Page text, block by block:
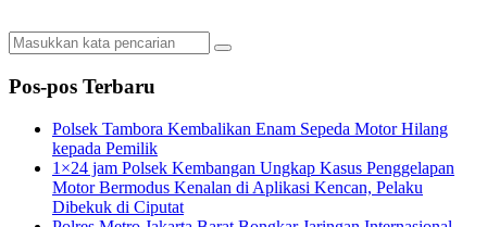
Pos-pos Terbaru
Polsek Tambora Kembalikan Enam Sepeda Motor Hilang
kepada Pemilik
1×24 jam Polsek Kembangan Ungkap Kasus Penggelapan
Motor Bermodus Kenalan di Aplikasi Kencan, Pelaku
Dibekuk di Ciputat